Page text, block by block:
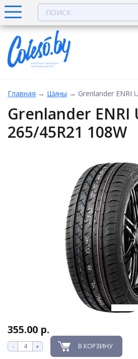
Главная → Шины → Grenlander ENRI
Grenlander ENRI
265/45R21 108W
355.00 р.
- + В КОРЗИНУ